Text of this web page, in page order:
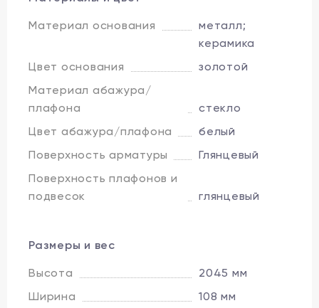
Материал основания
металл;
керамика
Цвет основания
золотой
Материал абажура/
плафона
стекло
Цвет абажура/плафона
белый
Поверхность арматуры
Глянцевый
Поверхность плафонов и
подвесок
глянцевый
Размеры и вес
Высота
2045 мм
Ширина
108 мм